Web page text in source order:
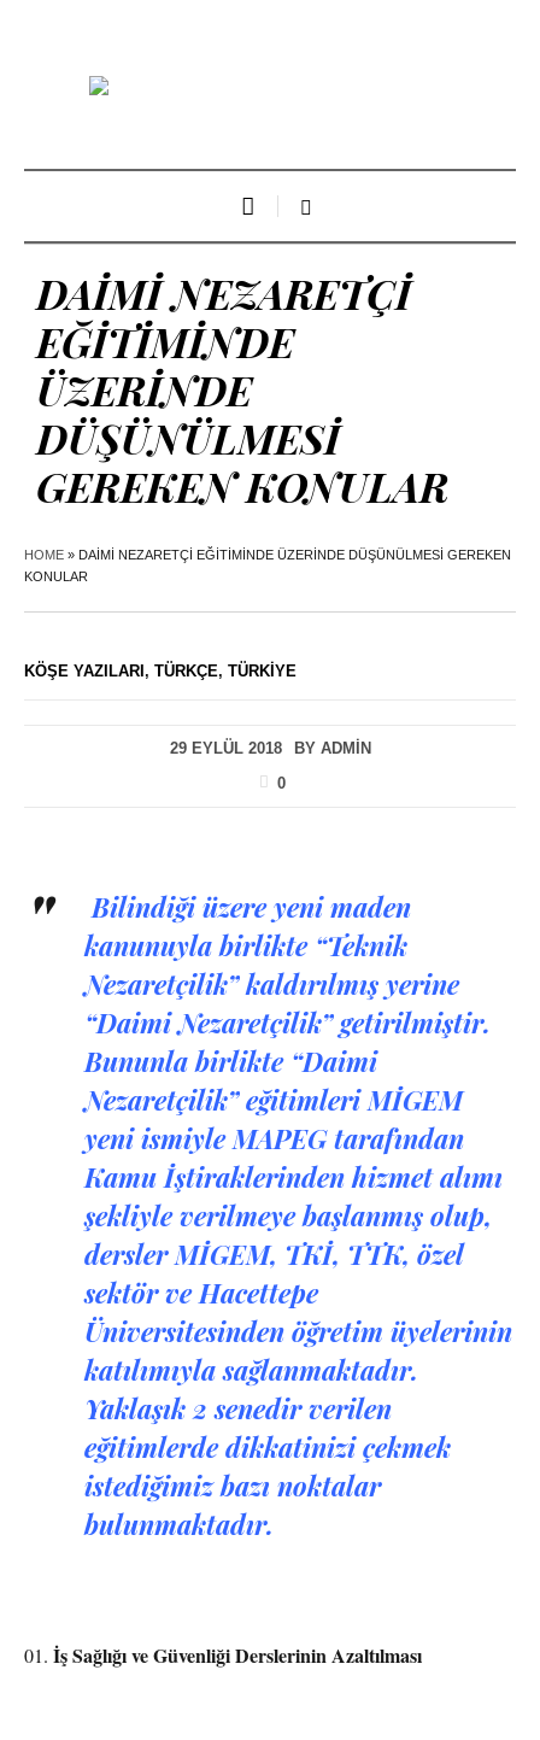
DAİMİ NEZARETÇİ
EĞİTİMİNDE
ÜZERİNDE
DÜŞÜNÜLMESİ
GEREKEN KONULAR
HOME » DAİMİ NEZARETÇİ EĞİTİMİNDE ÜZERİNDE DÜŞÜNÜLMESİ GEREKEN
KONULAR
KÖŞE YAZILARI , TÜRKÇE, TÜRKIYE
29 EYLÜL 2018 BY ADMIN
0
Bilindiği üzere yenimaden
kanunuyla birlikte “Teknik
Nezaretçilik” kaldırılmış yerine
“DaimiNezaretçilik” getirilmiştir.
Bununla birlikte “Daimi
Nezaretçilik”eğitimleriMİGEM
yeni ismiyle MAPEG tarafından
Kamu İştiraklerinden hizmet alımı
şekliyle verilmeye başlanmış olup,
dersler MİGEM, TKİ, TTK, özel
sektör ve Hacettepe
Üniversitesinden öğretim üyelerinin
katılımıyla sağlanmaktadır.
Yaklaşık 2 senedir verilen
eğitimlerdedikkatinizi çekmek
istediğimiz bazı noktalar
bulunmaktadır.
İş Sağlığı ve Güvenliği Derslerinin Azaltılması